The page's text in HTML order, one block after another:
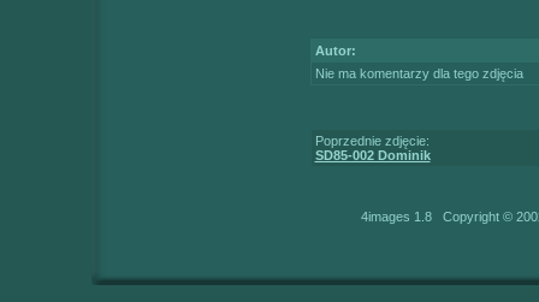
Autor:
Nie ma komentarzy dla tego zdjęcia
Poprzednie zdjęcie:
SD85-002 Dominik
4images 1.8 Copyright ©